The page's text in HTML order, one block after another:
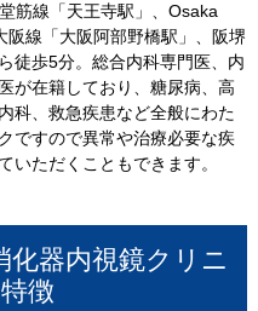
筋線「天王寺駅」、Osaka
線「大阪阿部野橋駅」、阪堺
徒歩5分。総合内科専門医、内
が在籍しており、糖尿病、高
科、救急疾患など全般にわた
ですので異常や治療必要な疾
いただくこともできます。
化器内視鏡クリニ
徴